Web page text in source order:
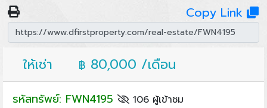
Copy Link
ให้เช่า ฿ 80,000 /เดือน
รหัสทรัพย์: FWN4195 106 ผู้เข้าชม